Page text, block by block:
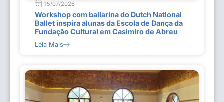
15/07/2026
Workshop com bailarina do Dutch National
Ballet inspira alunas da Escola de Dança da
Fundação Cultural em Casimiro de Abreu
Leia Mais